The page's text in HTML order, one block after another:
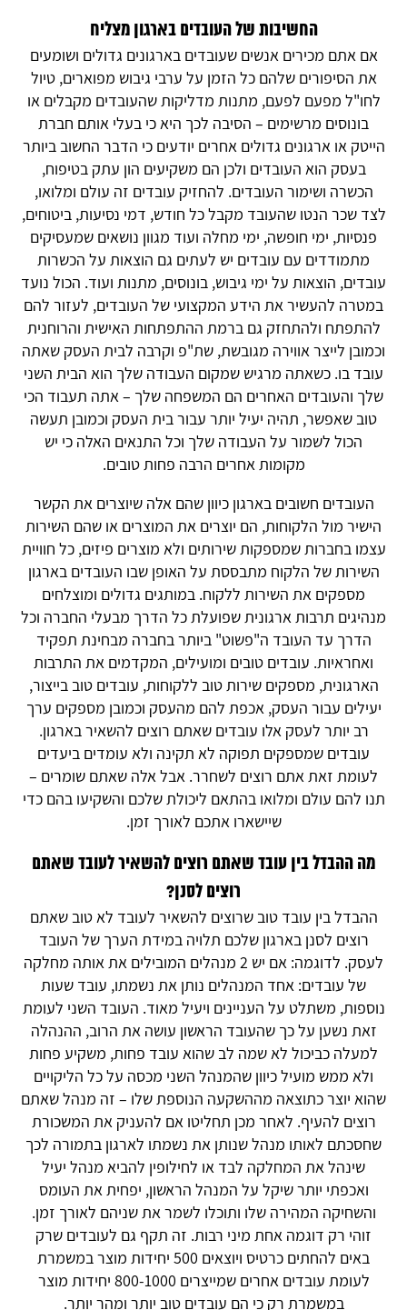
החשיבות של העובדים בארגון מצליח
אם אתם מכירים אנשים שעובדים בארגונים גדולים ושומעים
את הסיפורים שלהם כל הזמן על ערבי גיבוש מפוארים, טיול
לחו"ל מפעם לפעם, מתנות מדליקות שהעובדים מקבלים או
בונוסים מרשימים – הסיבה לכך היא כי בעלי אותם חברת
הייטק או ארגונים גדולים אחרים יודעים כי הדבר החשוב ביותר
בעסק הוא העובדים ולכן הם משקיעים הון עתק בטיפוח,
הכשרה ושימור העובדים. להחזיק עובדים זה עולם ומלואו,
לצד שכר הנטו שהעובד מקבל כל חודש, דמי נסיעות, ביטוחים,
פנסיות, ימי חופשה, ימי מחלה ועוד מגוון נושאים שמעסיקים
מתמודדים עם עובדים יש לעתים גם הוצאות על הכשרות
עובדים, הוצאות על ימי גיבוש, בונוסים, מתנות ועוד. הכול נועד
במטרה להעשיר את הידע המקצועי של העובדים, לעזור להם
להתפתח ולהתחזק גם ברמת ההתפתחות האישית והרוחנית
וכמובן לייצר אווירה מגובשת, שת"פ וקרבה לבית העסק שאתה
עובד בו. כשאתה מרגיש שמקום העבודה שלך הוא הבית השני
שלך והעובדים האחרים הם המשפחה שלך – אתה תעבוד הכי
טוב שאפשר, תהיה יעיל יותר עבור בית העסק וכמובן תעשה
הכול לשמור על העבודה שלך וכל התנאים האלה כי יש
מקומות אחרים הרבה פחות טובים.
העובדים חשובים בארגון כיוון שהם אלה שיוצרים את הקשר
הישיר מול הלקוחות, הם יוצרים את המוצרים או שהם השירות
עצמו בחברות שמספקות שירותים ולא מוצרים פיזים, כל חוויית
השירות של הלקוח מתבססת על האופן שבו העובדים בארגון
מספקים את השירות ללקוח. במותגים גדולים ומוצלחים
מנהיגים תרבות ארגונית שפועלת כל הדרך מבעלי החברה וכל
הדרך עד העובד ה"פשוט" ביותר בחברה מבחינת תפקיד
ואחראיות. עובדים טובים ומועילים, המקדמים את התרבות
הארגונית, מספקים שירות טוב ללקוחות, עובדים טוב בייצור,
יעילים עבור העסק, אכפת להם מהעסק וכמובן מספקים ערך
רב יותר לעסק אלו עובדים שאתם רוצים להשאיר בארגון.
עובדים שמספקים תפוקה לא תקינה ולא עומדים ביעדים
לעומת זאת אתם רוצים לשחרר. אבל אלה שאתם שומרים –
תנו להם עולם ומלואו בהתאם ליכולת שלכם והשקיעו בהם כדי
שיישארו אתכם לאורך זמן.
מה ההבדל בין עובד שאתם רוצים להשאיר לעובד שאתם
רוצים לסנן?
ההבדל בין עובד טוב שרוצים להשאיר לעובד לא טוב שאתם
רוצים לסנן בארגון שלכם תלויה במידת הערך של העובד
לעסק. לדוגמה: אם יש 2 מנהלים המובילים את אותה מחלקה
של עובדים: אחד המנהלים נותן את נשמתו, עובד שעות
נוספות, משתלט על העניינים ויעיל מאוד. העובד השני לעומת
זאת נשען על כך שהעובד הראשון עושה את הרוב, ההנהלה
למעלה כביכול לא שמה לב שהוא עובד פחות, משקיע פחות
ולא ממש מועיל כיוון שהמנהל השני מכסה על כל הליקויים
שהוא יוצר כתוצאה מההשקעה הנוספת שלו – זה מנהל שאתם
רוצים להעיף. לאחר מכן תחליטו אם להעניק את המשכורת
שחסכתם לאותו מנהל שנותן את נשמתו לארגון בתמורה לכך
שינהל את המחלקה לבד או לחילופין להביא מנהל יעיל
ואכפתי יותר שיקל על המנהל הראשון, יפחית את העומס
והשחיקה המהירה שלו ותוכלו לשמר את שניהם לאורך זמן.
זוהי רק דוגמה אחת מיני רבות. זה תקף גם לעובדים שרק
באים להחתים כרטיס ויוצאים 500 יחידות מוצר במשמרת
לעומת עובדים אחרים שמייצרים 800-1000 יחידות מוצר
במשמרת רק כי הם עובדים טוב יותר ומהר יותר.